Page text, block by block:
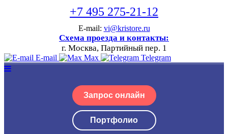
+7 495 275-21-12
E-mail: vi@kristore.ru
Схема проезда и контакты:
г. Москва, Партийный пер. 1
E-mail Max Telegram
Запрос онлайн
Портфолио